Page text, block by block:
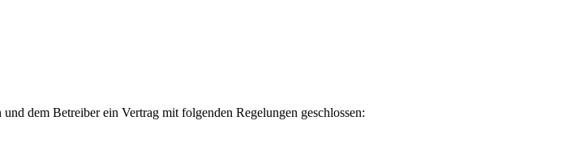
dem Betreiber ein Vertrag mit folgenden Regelungen geschlossen: